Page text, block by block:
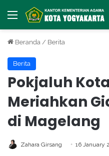
Menu
Beranda / Berita
Berita
Pokjaluh
Meriahkan
di Magelang
Zahara Girsang 16 January